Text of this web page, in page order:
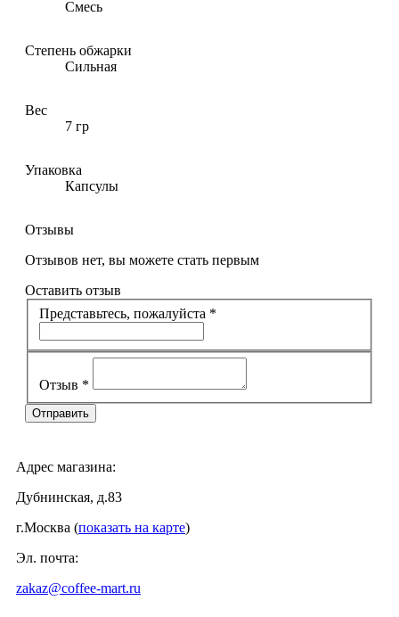
Смесь
Степень обжарки
Сильная
Вес
7 гр
Упаковка
Капсулы
Отзывы
Отзывов нет, вы можете стать первым
Оставить отзыв
Представьтесь, пожалуйста *
Отзыв *
Адрес магазина:
Дубнинская, д.83
г.Москва (показать на карте)
Эл. почта:
zakaz@coffee-mart.ru